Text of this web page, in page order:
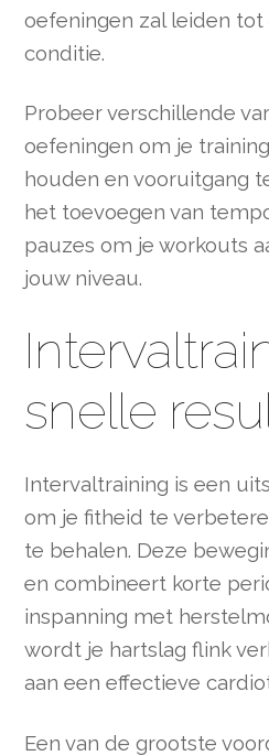
oefeningen zal leiden
conditie.
Probeer verschillende
oefeningen om je
houden en vooruitgang
het toevoegen van
pauzes om je workouts
jouw niveau.
snelle
Intervaltraining is een
om je fitheid te
te behalen. Deze
en combineert korte
inspanning met
wordt je hartslag flink
aan een effectieve
Een van de grootste